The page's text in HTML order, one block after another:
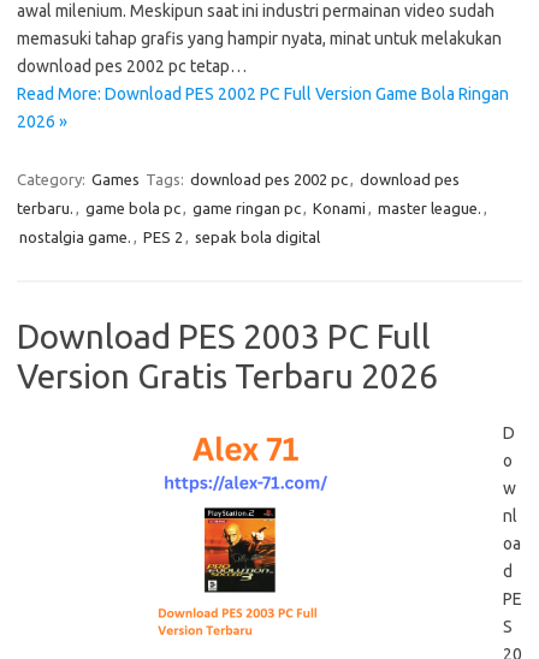
awal milenium. Meskipun saat ini industri permainan video sudah
memasuki tahap grafis yang hampir nyata, minat untuk melakukan
download pes 2002 pc tetap…
Read More: Download PES 2002 PC Full Version Game Bola Ringan
2026 »
Category: Games Tags: download pes 2002 pc, download pes
terbaru. , game bola pc, game ringan pc, Konami , master league. ,
nostalgia game. , PES 2 , sepak bola digital
Download PES 2003 PC Full
Version Gratis Terbaru 2026
D
o
w
nl
oa
d
PE
S
20